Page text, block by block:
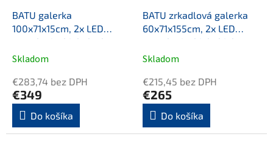
BATU galerka
100x71x15cm, 2x LED
osvetlenie, biela lesk
Skladom
€283,74 bez DPH
€349
Do košíka
BATU zrkadlová galerka
60x71x155cm, 2x LED
osvetlenie, biela biela
Skladom
€215,45 bez DPH
€265
Do košíka